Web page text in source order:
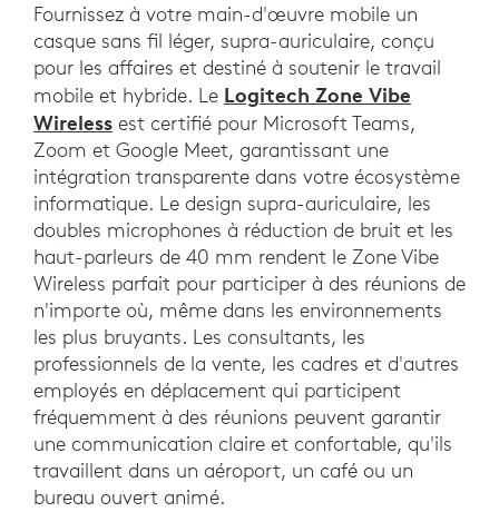
Fournissez à votre main-d'œuvre mobile un
casque sans fil léger, supra-auriculaire, conçu
pour les affaires et destiné à soutenir le travail
mobile et hybride. Le Logitech Zone Vibe
Wireless est certifié pour Microsoft Teams,
Zoom et Google Meet, garantissant une
intégration transparente dans votre écosystème
informatique. Le design supra-auriculaire, les
doubles microphones à réduction de bruit et les
haut-parleurs de 40 mm rendent le Zone Vibe
Wireless parfait pour participer à des réunions de
n'importe où, même dans les environnements
les plus bruyants. Les consultants, les
professionnels de la vente, les cadres et d'autres
employés en déplacement qui participent
fréquemment à des réunions peuvent garantir
une communication claire et confortable, qu'ils
travaillent dans un aéroport, un café ou un
bureau ouvert animé.